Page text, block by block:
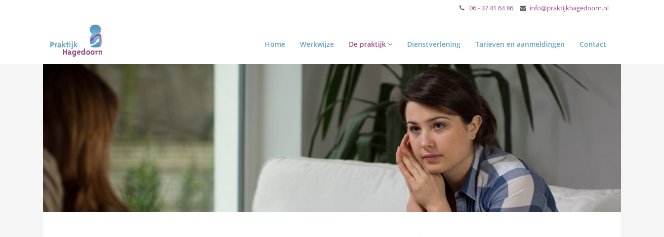
06 - 37 41 64 86 info@praktijkhagedoorn.nl
Home Werkwijze De praktijk Dienstverlening Tarieven en aanmeldingen Contact